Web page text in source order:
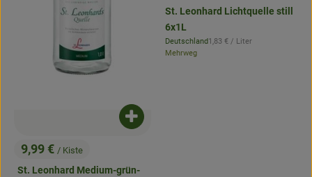
, Preis:
9,99 € / Kiste
St. Leonhard Medium-grün-
Produkt zum Warenkorb hinzufügen
St. Leonhard Lichtquelle still
6x1L
, Herkunft:
Deutschland, Referenzpreis:
1,83 € / Liter
Mehrweg